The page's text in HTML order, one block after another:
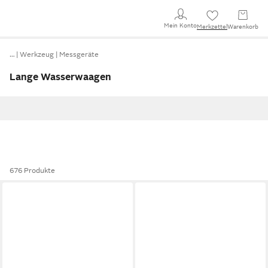
Mein KontoMerkzettel Warenkorb
… Werkzeug Messgeräte
Lange Wasserwaagen
676 Produkte